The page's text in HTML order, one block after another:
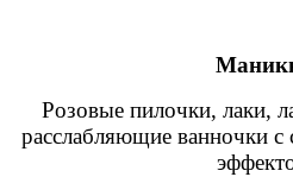
Розовые пилочки, лаки,
расслабляющие ванночки